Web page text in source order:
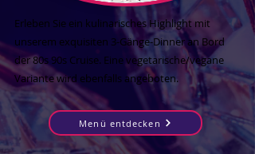
Erleben Sie ein kulinarisches Highlight mit
unserem exquisiten 3-Gänge-Dinner an Bord
der 80s 90s Cruise. Eine vegetarische/vegane
Variante wird ebenfalls angeboten.
Menü entdecken